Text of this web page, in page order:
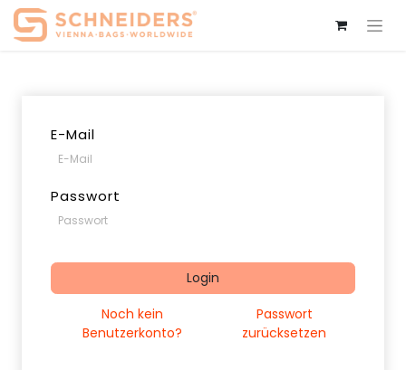
E-Mail
Passwort
Login
Noch kein
Benutzerkonto?
Passwort
zurücksetzen